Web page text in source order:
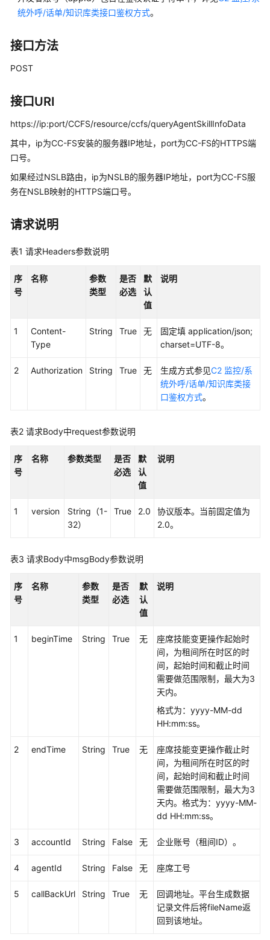
参
考
外
口
考
话
类
接
参
考
记
简
说
问
播
单
统外呼/话单/知识库类接口鉴权方式。
接口方法
POST
接口URI
https://ip:port/CCFS/resource/ccfs/queryAgentSkillInfoData
其中，ip为CC-FS安装的服务器IP地址，port为CC-FS的HTTPS端
口号。
如果经过NSLB路由，ip为NSLB的服务器IP地址，port为CC-FS服
务在NSLB映射的HTTPS端口号。
请求说明
表1 请求Headers参数说明
序
号
名称
参数
类型
是否
必选
默
认
值
说明
1
Content-
Type
String True 无
固定填 application/json;
charset=UTF-8。
2 Authorization String True 无 生成方式参见C2 监控/系
统外呼/话单/知识库类接
口鉴权方式。
表2 请求Body中request参数说明
序
号
名称 参数类型
是否
必选
默
认
值
说明
1 version
String（1-
32）
True 2.0
协议版本。当前固定值为
2.0。
表3 请求Body中msgBody参数说明
序
号
名称
参数
类型
是否
必选
默
认
值
说明
1 beginTime String True 无
座席技能变更操作起始时
间，为租间所在时区的时
间，起始时间和截止时间
需要做范围限制，最大为3
天内。
格式为：yyyy-MM-dd
HH:mm:ss。
2 endTime String True 无
座席技能变更操作截止时
间，为租间所在时区的时
间，起始时间和截止时间
需要做范围限制，最大为3
天内。格式为：yyyy-MM-
dd HH:mm:ss。
3 accountId String False 无 企业账号（租间ID）。
4 agentId String False 无 座席工号
5 callBackUrl String True 无
回调地址。平台生成数据
记录文件后将fileName返
回到该地址。